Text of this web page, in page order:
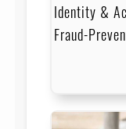
Identity &
Fraud-